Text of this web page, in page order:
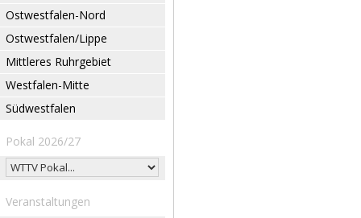
Ostwestfalen-Nord
Ostwestfalen/Lippe
Mittleres Ruhrgebiet
Westfalen-Mitte
Südwestfalen
Pokal 2026/27
Veranstaltungen